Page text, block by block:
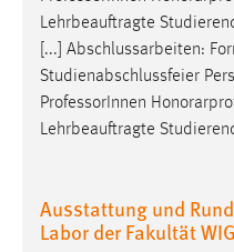
Lehrbeauftragte
[...] Abschlussarbeiten:
Studienabschlussfeier
Professor Innen
Lehrbeauftragte
Ausstattung und
Labor der Fakultät WIG
Conversion-Tracking
Cookie Laufzeit:
Name:
_fbp